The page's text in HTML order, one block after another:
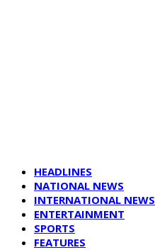
HEADLINES
NATIONAL NEWS
INTERNATIONAL NEWS
ENTERTAINMENT
SPORTS
FEATURES